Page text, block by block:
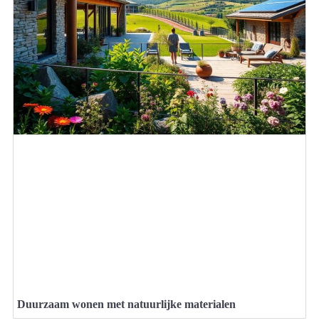
Duurzaam wonen met natuurlijke materialen